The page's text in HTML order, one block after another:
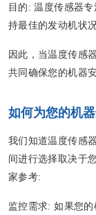
目的 : 温度传感器
持最佳的发动机状况
因此，当温度传感
共同确保您的机器
如何为您的机
我们知道温度传感
间进行选择取决于
家参考:
监控需求: 如果您的